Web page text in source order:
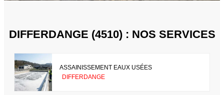
DIFFERDANGE (4510) : NOS SERVICES
ASSAINISSEMENT EAUX USÉES
DIFFERDANGE